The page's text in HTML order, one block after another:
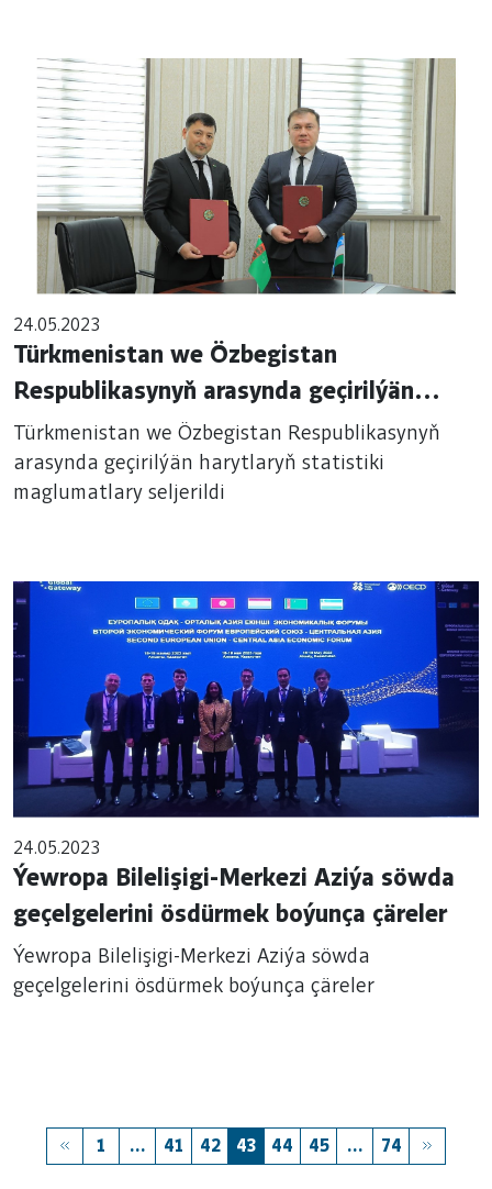
24.05.2023
Türkmenistan we Özbegistan
Respublikasynyň arasynda geçirilýän
harytlaryň statistiki maglumatlary
seljerildi
Türkmenistan we Özbegistan Respublikasynyň
arasynda geçirilýän harytlaryň statistiki
maglumatlary seljerildi
24.05.2023
Ýewropa Bilelişigi-Merkezi Aziýa söwda
geçelgelerini ösdürmek boýunça çäreler
Ýewropa Bilelişigi-Merkezi Aziýa söwda
geçelgelerini ösdürmek boýunça çäreler
1 ... 41 42 43 44 45 ... 74